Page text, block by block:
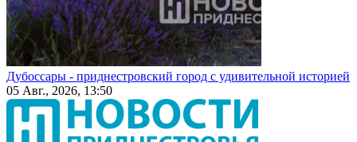
Дубоссары - приднестровский город с удивительной историей
05 Авг., 2026, 13:50